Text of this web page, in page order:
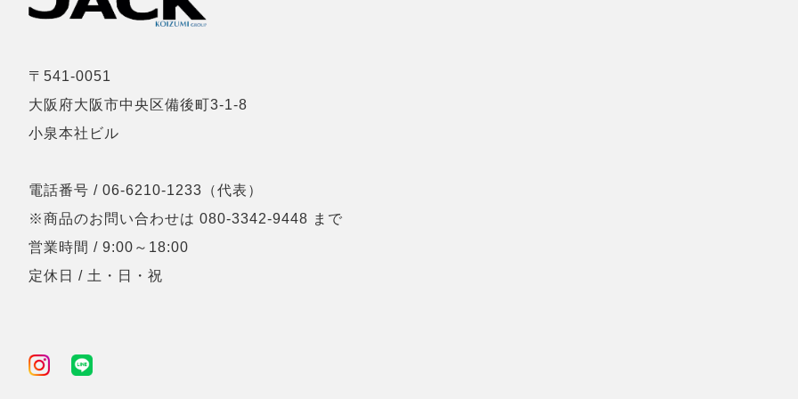
〒541-0051
大阪府大阪市中央区備後町3-1-8
小泉本社ビル
電話番号 / 06-6210-1233（代表）
※商品のお問い合わせは 080-3342-9448 まで
営業時間 / 9:00～18:00
定休日 / 土・日・祝